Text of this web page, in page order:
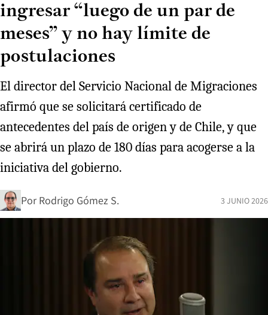
ingresar “luego de un par de
meses” y no hay límite de
postulaciones
El director del Servicio Nacional de Migraciones
afirmó que se solicitará certificado de
antecedentes del país de origen y de Chile, y que
se abrirá un plazo de 180 días para acogerse a la
iniciativa del gobierno.
Por Rodrigo Gómez S. 3 JUNIO 2026